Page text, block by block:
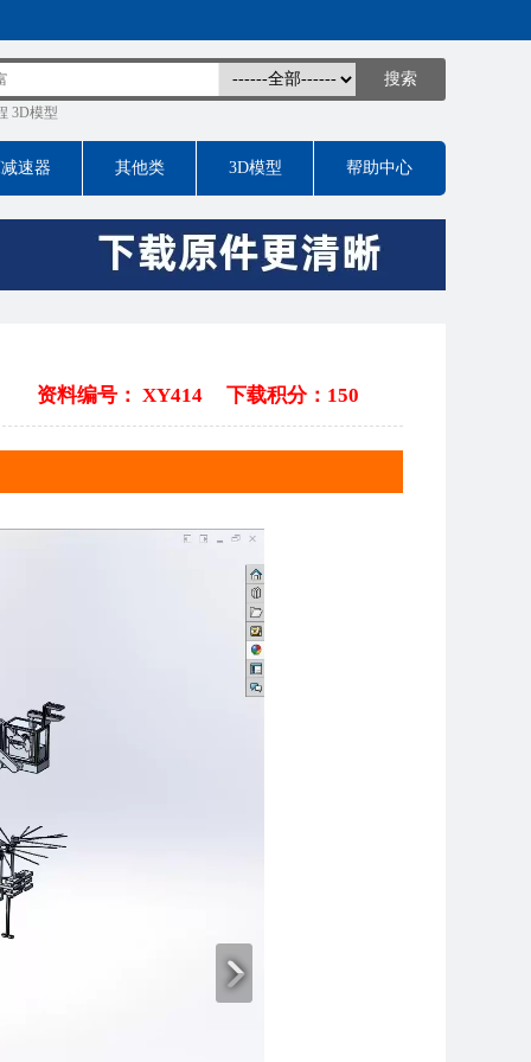
3D模型
速器 其他类 3D模型 帮助中心
下载积分：150
资料编号： XY414